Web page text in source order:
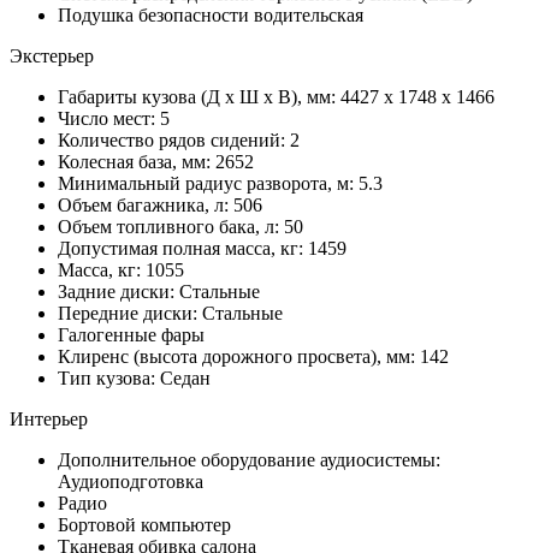
Подушка безопасности водительская
Экстерьер
Габариты кузова (Д x Ш x В), мм: 4427 x 1748 x 1466
Число мест: 5
Количество рядов сидений: 2
Колесная база, мм: 2652
Минимальный радиус разворота, м: 5.3
Объем багажника, л: 506
Объем топливного бака, л: 50
Допустимая полная масса, кг: 1459
Масса, кг: 1055
Задние диски: Стальные
Передние диски: Стальные
Галогенные фары
Клиренс (высота дорожного просвета), мм: 142
Тип кузова: Седан
Интерьер
Дополнительное оборудование аудиосистемы:
Аудиоподготовка
Радио
Бортовой компьютер
Тканевая обивка салона